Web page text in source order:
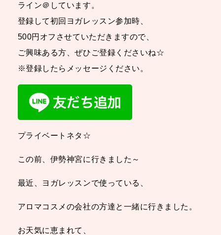
ライン＠しています。
登録して初回ヨガレッスン参加時、
500円オフさせていただきますので、
ご興味ある方、ぜひご登録くださいね☆
※登録したらメッセージください。
プライベートネタ☆
この前、伊勢神宮に行きました～
最近、ヨガレッスンで使っている、
アロマコスメの会社の方達と一緒に行きました。
お天気に恵まれて、